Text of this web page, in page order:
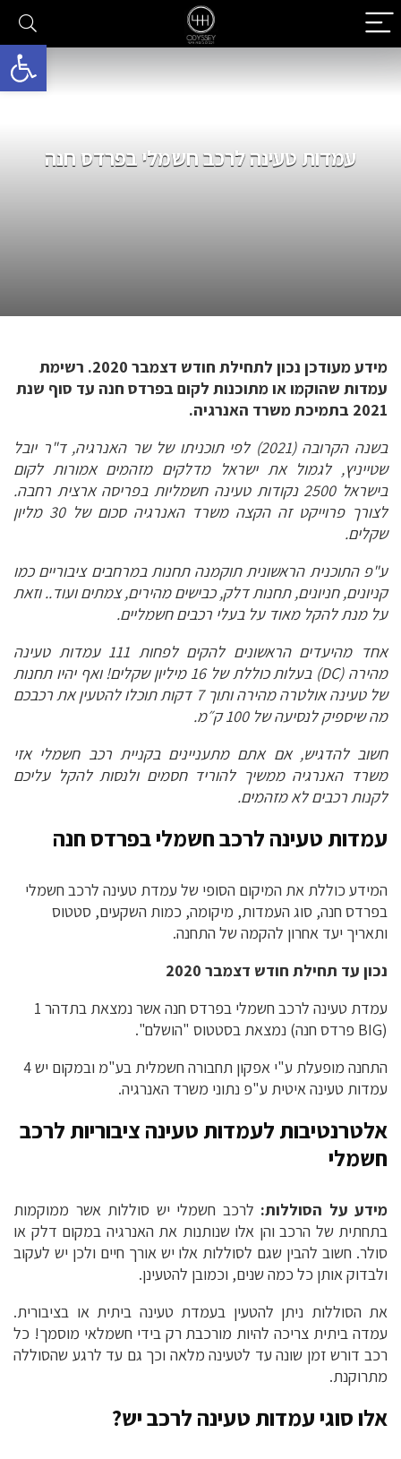
פתח
עמדות טעינה לרכב חשמלי בפרדס חנה
מידע מעודכן נכון לתחילת חודש דצמבר 2020. רשימת
עמדות שהוקמו או מתוכנות לקום בפרדס חנה עד סוף שנת
2021 בתמיכת משרד האנרגיה.
בשנה הקרובה (2021) לפי
תוכניתו של שר האנרגיה, ד"ר יובל
שטייניץ, לגמול את ישראל מדלקים מזהמים אמורות לקום
בישראל 2500 נקודות טעינה חשמליות בפריסה ארצית רחבה.
לצורך פרוייקט זה הקצה משרד האנרגיה סכום של 30 מליון
שקלים.
ע"פ התוכנית הראשונית תוקמנה תחנות במרחבים ציבוריים כמו
קניונים, חניונים, תחנות דלק, כבישים מהירים, צמתים ועוד.. וזאת
על מנת להקל מאוד על בעלי רכבים חשמליים.
אחד מהיעדים הראשונים להקים לפחות 111 עמדות טעינה
מהירה (DC) בעלות כוללת של 16 מיליון שקלים! ואף יהיו תחנות
של טעינה אולטרה מהירה ותוך 7 דקות תוכלו להטעין את רכבכם
מה שיספיק לנסיעה של 100 ק״מ.
חשוב להדגיש, אם אתם מתעניינים בקניית רכב חשמלי אזי
משרד האנרגיה ממשיך להוריד חסמים ולנסות להקל עליכם
לקנות רכבים לא מזהמים.
עמדות טעינה לרכב חשמלי בפרדס חנה
המידע כוללת את המיקום הסופי של עמדת טעינה לרכב חשמלי
בפרדס חנה, סוג העמדות, מיקומה, כמות השקעים, סטטוס
ותאריך יעד אחרון להקמה של התחנה.
נכון עד תחילת חודש דצמבר 2020
עמדת טעינה לרכב חשמלי בפרדס חנה אשר נמצאת בתדהר 1
(BIG פרדס חנה) נמצאת בסטטוס "הושלם".
התחנה מופעלת ע"י אפקון תחבורה חשמלית בע"מ ובמקום יש 4
עמדות טעינה איטית ע"פ נתוני משרד האנרגיה.
אלטרנטיבות לעמדות טעינה ציבוריות לרכב
חשמלי
מידע על הסוללות: לרכב חשמלי יש סוללות אשר ממוקמות
בתחתית של הרכב והן אלו שנותנות את האנרגיה במקום דלק או
סולר. חשוב להבין שגם לסוללות אלו יש אורך חיים ולכן יש לעקוב
ולבדוק אותן כל כמה שנים, וכמובן להטעינן.
את הסוללות ניתן להטעין בעמדת טעינה ביתית או בציבורית.
עמדה ביתית צריכה להיות מורכבת רק בידי חשמלאי מוסמך! כל
רכב דורש זמן שונה עד לטעינה מלאה וכך גם עד לרגע שהסוללה
מתרוקנת.
אלו סוגי עמדות טעינה לרכב יש?